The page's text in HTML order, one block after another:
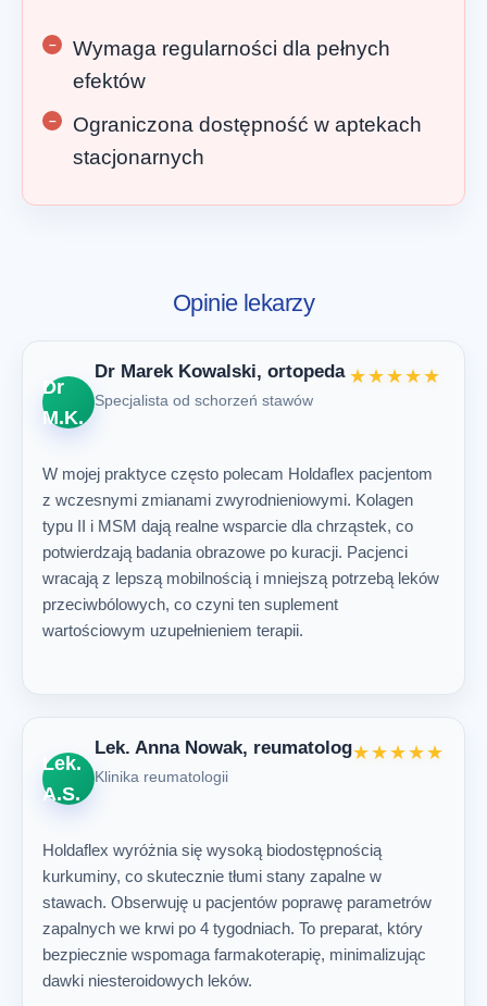
Wymaga regularności dla pełnych
efektów
Ograniczona dostępność w aptekach
stacjonarnych
Opinie lekarzy
Dr
M.K.
Dr Marek Kowalski, ortopeda
Specjalista od schorzeń stawów
★★★★★
W mojej praktyce często polecam Holdaflex pacjentom
z wczesnymi zmianami zwyrodnieniowymi. Kolagen
typu II i MSM dają realne wsparcie dla chrząstek, co
potwierdzają badania obrazowe po kuracji. Pacjenci
wracają z lepszą mobilnością i mniejszą potrzebą leków
przeciwbólowych, co czyni ten suplement
wartościowym uzupełnieniem terapii.
Lek.
A.S.
Lek. Anna Nowak, reumatolog
Klinika reumatologii
★★★★★
Holdaflex wyróżnia się wysoką biodostępnością
kurkuminy, co skutecznie tłumi stany zapalne w
stawach. Obserwuję u pacjentów poprawę parametrów
zapalnych we krwi po 4 tygodniach. To preparat, który
bezpiecznie wspomaga farmakoterapię, minimalizując
dawki niesteroidowych leków.